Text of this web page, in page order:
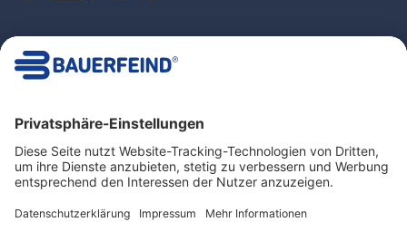
Deutschland
Impressum
Datenschutz
Hinweisgeber- und Beschwerdesystem
MDR